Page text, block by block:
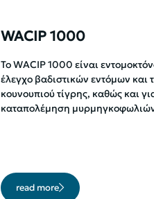
WACIP 1000
Το WACIP 1000 είναι
έλεγχο βαδιστικών εντόμων και
κουνουπιού τίγρης, καθώς και
καταπολέμηση
read more